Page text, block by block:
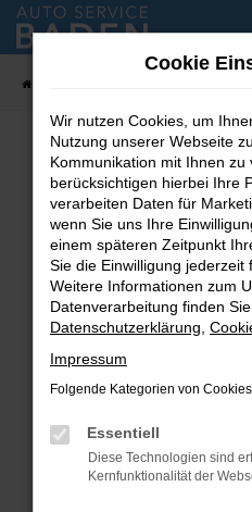
Zum
Hauptinhalt
Fehler:
Beim Laden ist ein Fehler
Hier sind ein paar Tipps,
Überprüfe deine
Internetverbindung.
Laden andere
Suchmaschine?
Prüfe deine
können das Laden
verhindern.
Cookie
Wir nutzen Cookies, um
Nutzung unserer Webseite
Kommunikation mit Ihnen zu
berücksichtigen hierbei Ihre
verarbeiten Daten für
wenn Sie uns Ihre
einem späteren Zeitpunkt
Sie die Einwilligung jederzeit
Weitere Informationen zum
Datenverarbeitung finden
Datenschutzerklärung
Impressum
Folgende Kategorien von
Essentiell
Diese Technologien sind
Kernfunktionalität der